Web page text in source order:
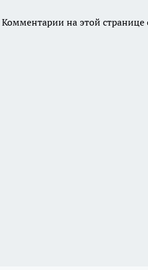
Комментарии на этой